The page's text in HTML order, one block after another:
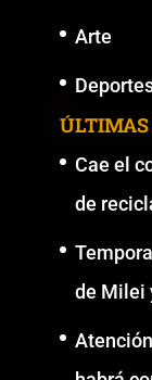
Arte
Cae el
de
de Milei